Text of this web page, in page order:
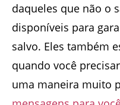
daqueles que não o
disponíveis para
salvo. Eles também
quando você
uma maneira muito